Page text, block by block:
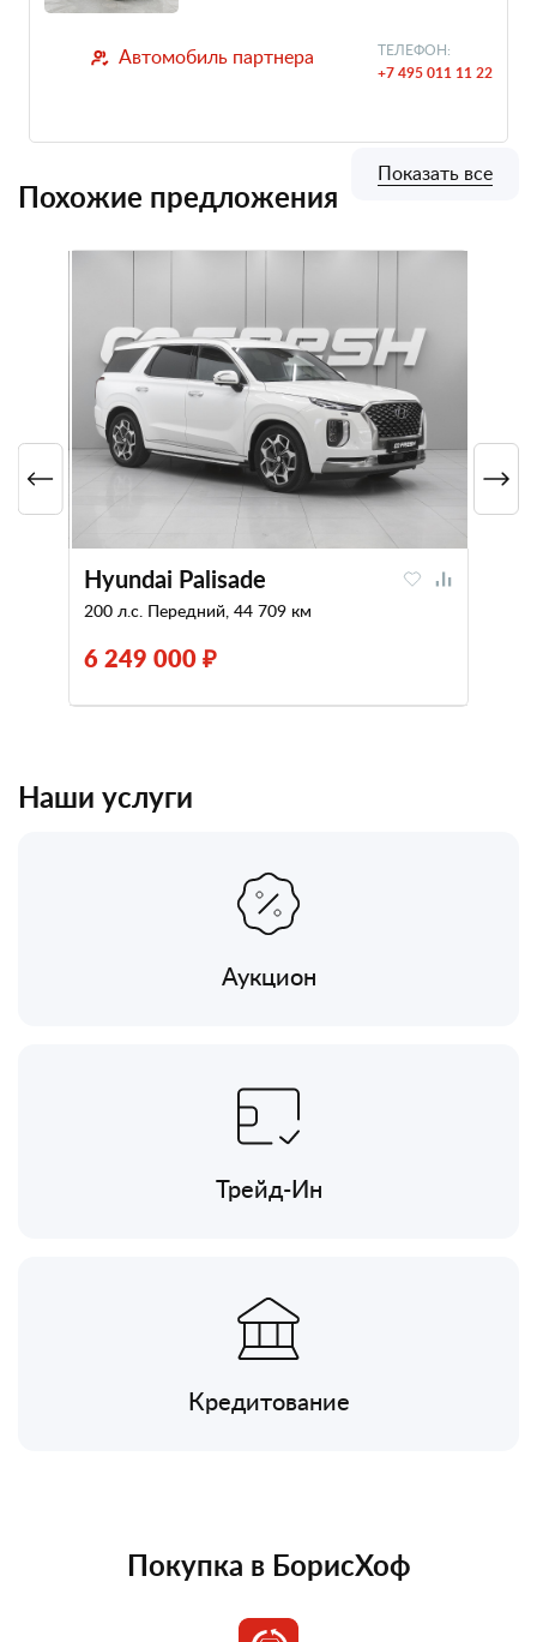
Автомобиль партнера ТЕЛЕФОН:
+7 495 011 11 22
Похожие предложения
Hyundai Palisade
200 л.с. Передний, 44 709 км
6 249 000 ₽
Показать все
Наши услуги
Аукцион
Трейд-Ин
Кредитование
Покупка в БорисХоф